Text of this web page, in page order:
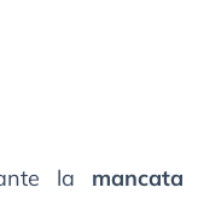
la mancata